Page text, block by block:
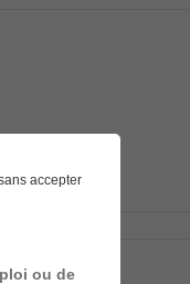
accepter
ou de